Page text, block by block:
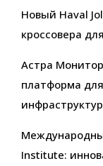
Новый Haval
кроссовера
Астра
платформа
Institute: